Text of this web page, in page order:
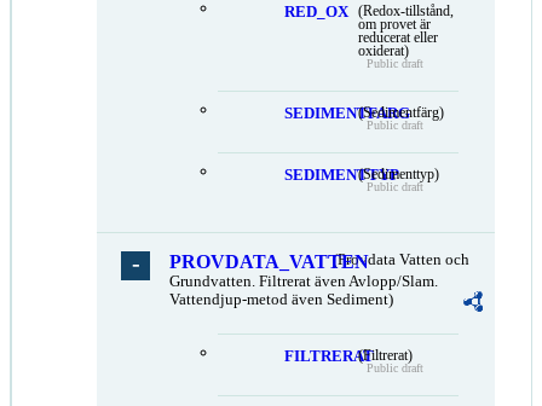
RED_OX
(Redox-tillstånd,
om provet är
reducerat eller
oxiderat)
Public draft
SEDIMENTFARG
(Sedimentfärg)
Public draft
SEDIMENTTYP(Sedimenttyp)
Public draft
PROVDATA_VATTEN(Provdata Vatten och
Grundvatten. Filtrerat även Avlopp/Slam.
Vattendjup-metod även Sediment)
FILTRERAT(Filtrerat)
Public draft